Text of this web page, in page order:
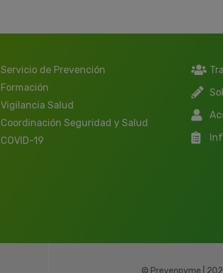
Servicio de Prevención
Formación
Vigilancia Salud
Coordinación Seguridad y Salud
COVID-19
© Prevenpyme |